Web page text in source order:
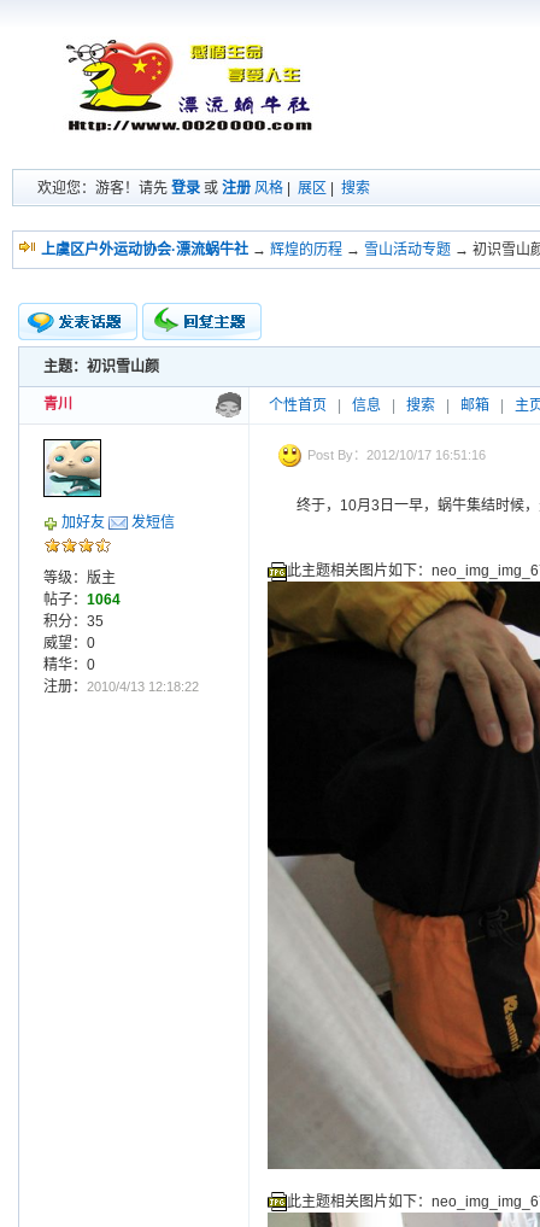
欢迎您：游客！请先 登录 或 注册 风格 展区 搜索
上虞区户外运动协会·漂流蜗牛社 → 辉煌的历程 → 雪山活动专题 → 初识雪山
新的主题
投票帖
小字报
主题：初识雪山颜
青川 个性首页 信息 搜索 邮箱 主
加好友 发短信
等级：版主
帖子： 1064
积分：35
威望：0
精华：0
注册： 2010/4/13 12:18:22
Post By：2012/10/17 16:51:16
终于，10月3日一早，蜗牛集结时候
此主题相关图片如下：
此主题相关图片如下：